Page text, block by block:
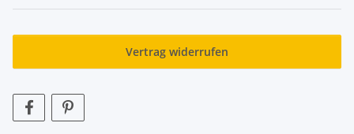
Vertrag widerrufen